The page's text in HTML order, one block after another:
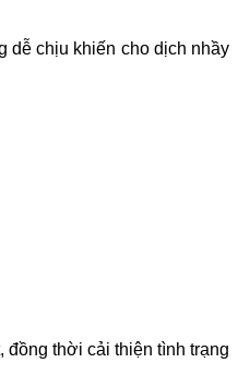
dễ chịu khiến cho dịch nhầy
đồng thời cải thiện tình trạng